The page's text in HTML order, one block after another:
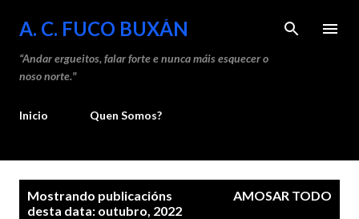
Saltar ao contido principal
A. C. FUCO BUXÁN
“Andar ergueitos, falar forte e nunca máis esquecer o
noso norte."
Inicio Quen Somos?
Mostrando publicacións
desta data: outubro, 2022
AMOSAR TODO